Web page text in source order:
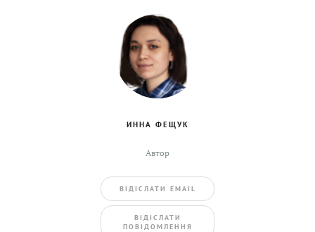
ИННА ФЕЩУК
Автор
ВIДIСЛАТИ EMAIL
BIДIСЛАТИ
ПОВIДОМЛЕННЯ